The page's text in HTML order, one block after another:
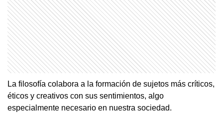
La filosofía colabora a la formación de sujetos más críticos,
éticos y creativos con sus sentimientos, algo
especialmente necesario en nuestra sociedad.